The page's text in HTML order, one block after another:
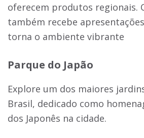
oferecem produtos regionais.
também recebe
torna o ambiente vibrante
Parque do Japão
Explore um dos maiores
Brasil, dedicado como
dos Japonês na cidade.